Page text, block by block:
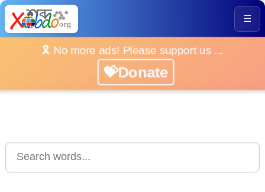
☰
🎗️ No more ads! Please support us ...
💝Donate